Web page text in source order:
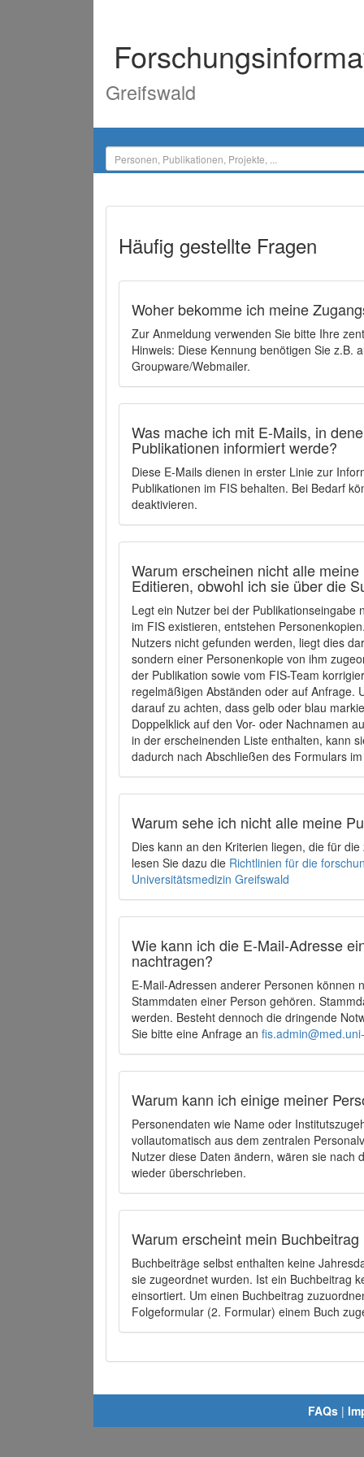
Greifswald
Häufig gestellte Fragen
Woher bekomme ich meine
Zur Anmeldung verwenden Sie bitte Ihre
Hinweis: Diese Kennung benötigen Sie z.B.
Groupware/Webmailer.
Was mache ich mit E-Mails, in
Publikationen informiert werde?
Diese E-Mails dienen in erster Linie zur
Publikationen im FIS behalten. Bei Bedarf
deaktivieren.
Warum erscheinen nicht alle
Editieren, obwohl ich sie über die
Legt ein Nutzer bei der
im FIS existieren, entstehen
Nutzers nicht gefunden werden, liegt dies
sondern einer Personenkopie von ihm
der Publikation sowie vom FIS-Team
regelmäßigen Abständen oder auf Anfrage.
darauf zu achten, dass gelb oder blau
Doppelklick auf den Vor- oder Nachnamen
in der erscheinenden Liste enthalten, kann
dadurch nach Abschließen des Formulars
Warum sehe ich nicht alle meine
Dies kann an den Kriterien liegen, die für
lesen Sie dazu die Richtlinien für die
Universitätsmedizin Greifswald
Wie kann ich die E-Mail-Adresse
nachtragen?
E-Mail-Adressen anderer Personen können
Stammdaten einer Person gehören.
werden. Besteht dennoch die dringende
Sie bitte eine Anfrage an
Warum kann ich einige meiner
Personendaten wie Name oder
vollautomatisch aus dem zentralen
Nutzer diese Daten ändern, wären sie
wieder überschrieben.
Warum erscheint mein
Buchbeiträge selbst enthalten keine
sie zugeordnet wurden. Ist ein Buchbeitrag
einsortiert. Um einen Buchbeitrag
Folgeformular (2. Formular) einem Buch
FAQs |